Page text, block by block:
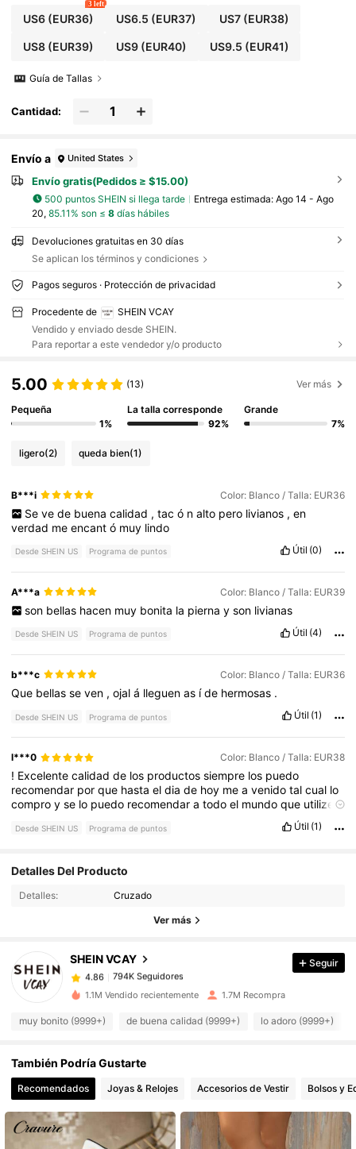
US6(EUR36)
3 left
US6.5 (EUR37) US7(EUR38)
US8(EUR39) US9 (EUR40) US9.5 (EUR41)
Guía de Tallas
Cantidad:
Envío a United States
Envío gratis(Pedidos ≥ $15.00)
500 puntos SHEIN si llega tarde Entrega estimada: Ago 14 - Ago
20, 85.11% son ≤ 8días hábiles
Devoluciones gratuitas en 30 días
Se aplican los términos y condiciones
Pagos seguros · Protección de privacidad
Procedente de
SHEIN VCAY
Vendido y enviado desde SHEIN.
Para reportar a este vendedor y/o producto
5.00 (13) Ver más
Pequeña
1%
La talla corresponde
92%
Grande
7%
ligero(2) queda bien(1)
B***i Color: Blanco / Talla: EUR36
Se ve de buena calidad , tac ó n alto pero livianos , en
verdad meencantó muy lindo
Desde SHEIN US Programa de puntos Útil (0)
A***a Color: Blanco / Talla: EUR39
son bellas hacen muy bonita la pierna y son livianas
Desde SHEIN US Programa de puntos Útil (4)
b***c Color: Blanco / Talla: EUR36
Que bellasseven ,ojalá lleguenas íde hermosas .
Desde SHEIN US Programa de puntos Útil (1)
l***0 Color: Blanco / Talla: EUR38
! Excelentecalidadde los productossiempre los puedo
recomendar porque hastaeldiade hoy meavenidotalcual lo
comproyse lo puedo recomendaratodoel mundoque utilize
ahimuchas
cosasmuyinteresante.
Desde SHEIN US Programa de puntos Útil (1)
Detalles Del Producto
Detalles: Cruzado
Ver más
SHEIN VCAY
4.86 794K Seguidores
794K Seguidores
794K Seguidores
l***6
pagóHace 15 horas
4.86 794K Seguidores
4.86 794K Seguidores
4.86 794K Seguidores
Seguir
1.1M Vendido recientemente 1.7M Recompra
muy bonito (9999+) de buena calidad (9999+) lo adoro (9999+)
También Podría Gustarte
Recomendados Joyas & Relojes Accesorios de Vestir Bolsos y